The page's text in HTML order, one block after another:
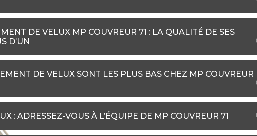
DE VELUX MP COUVREUR 71 : LA QUALITÉ DE SES
D’UN
DE VELUX SONT LES PLUS BAS CHEZ MP COUVREUR
: ADRESSEZ-VOUS À L’ÉQUIPE DE MP COUVREUR 71